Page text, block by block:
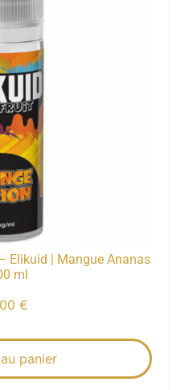
Elikuid | Mangue Ananas
ml
€
panier